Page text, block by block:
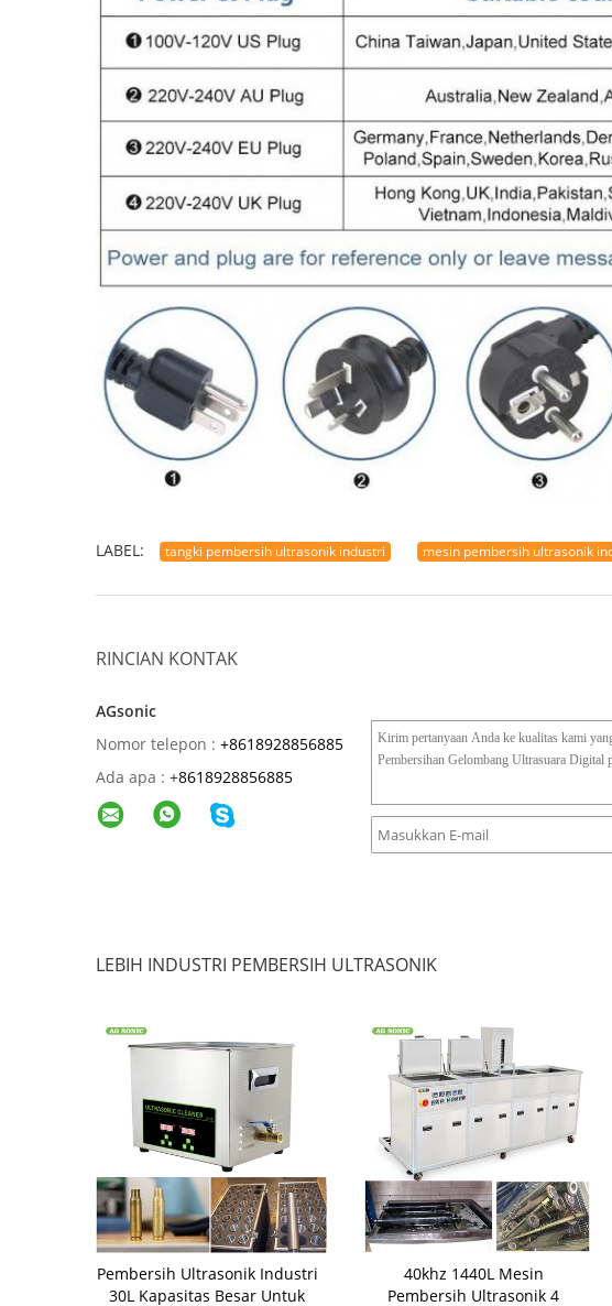
LABEL: tangki pembersih ultrasonik industri mesin pembersih ultrasonik
RINCIAN KONTAK
AGsonic
Nomor telepon : +8618928856885
Ada apa : +8618928856885
LEBIH INDUSTRI PEMBERSIH ULTRASONIK
Pembersih Ultrasonik Industri
30L Kapasitas Besar Untuk
40khz 1440L Mesin
Pembersih Ultrasonik 4